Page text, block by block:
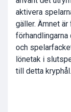
aktivera
gäller. Ämnet
och
lönetak i
till detta kryphål.